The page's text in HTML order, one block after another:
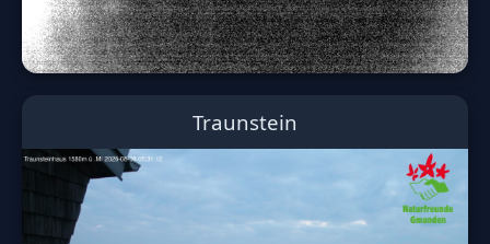
Traunstein